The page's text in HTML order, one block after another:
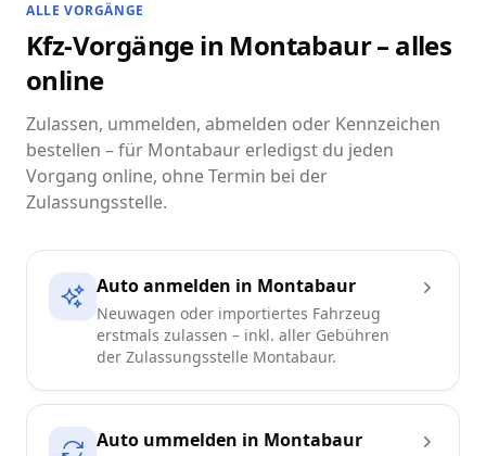
ALLE VORGÄNGE
Kfz-Vorgänge in Montabaur – alles
online
Zulassen, ummelden, abmelden oder Kennzeichen
bestellen – für Montabaur erledigst du jeden
Vorgang online, ohne Termin bei der
Zulassungsstelle.
Auto anmelden in Montabaur
Neuwagen oder importiertes Fahrzeug
erstmals zulassen – inkl. aller Gebühren
der Zulassungsstelle Montabaur.
Auto ummelden in Montabaur